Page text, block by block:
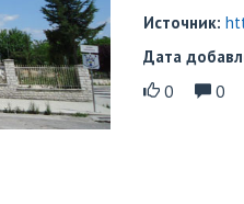
Источник:
Дата
0
0